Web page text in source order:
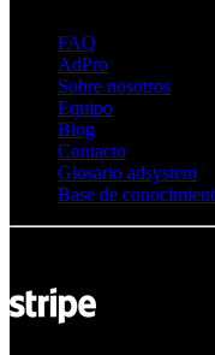
FAQ
AdPro
Sobre nosotros
Equipo
Blog
Contacto
Glosario adsystem
Base de